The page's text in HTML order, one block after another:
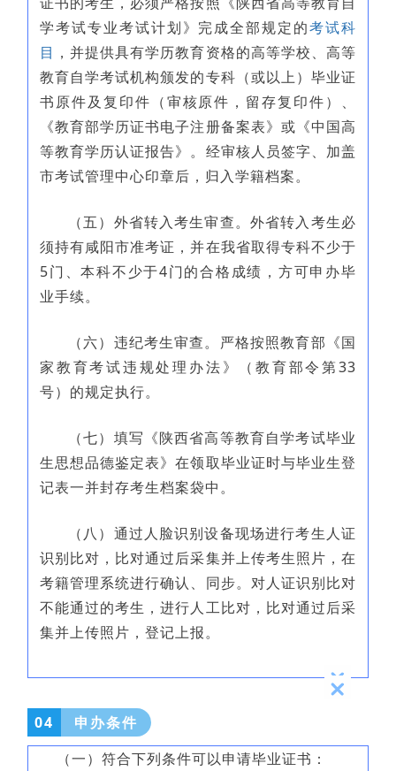
学考试专业考试计划》完成全部规定的考试科
目 ，并提供具有学历教育资格的高等学校、高等
教育自学考试机构颁发的专科（或以上）毕业证
书原件及复印件（审核原件，留存复印件）、
《教育部学历证书电子注册备案表》或《中国高
等教育学历认证报告》。经审核人员签字、加盖
市考试管理中心印章后，归入学籍档案。
（五）外省转入考生审查。外省转入考生必
须持有咸阳市准考证，并在我省取得专科不少于
5门、本科不少于4门的合格成绩，方可申办毕
业手续。
（六）违纪考生审查。严格按照教育部《国
家教育考试违规处理办法》（教育部令第33
号）的规定执行。
（七）填写《陕西省高等教育自学考试毕业
生思想品德鉴定表》在领取毕业证时与毕业生登
记表一并封存考生档案袋中。
（八）通过人脸识别设备现场进行考生人证
识别比对，比对通过后采集并上传考生照片，在
考籍管理系统进行确认、同步。对人证识别比对
不能通过的考生，进行人工比对，比对通过后采
集并上传照片，登记上报。
04
申办条件
（一）符合下列条件可以申请毕业证书：